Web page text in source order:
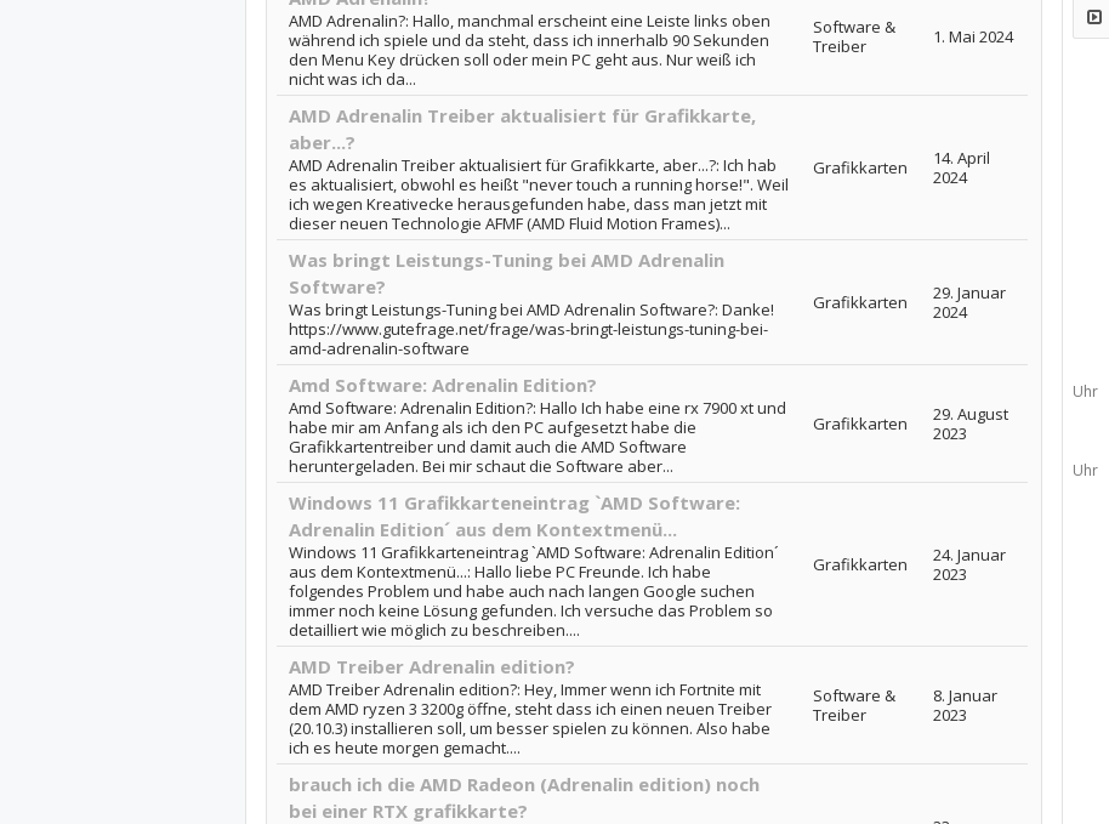
AMD Adrenalin?: Hallo, manchmal erscheint eine Leiste links oben
während ich spiele und da steht, dass ich innerhalb 90 Sekunden
den Menu Key drücken soll oder mein PC geht aus. Nur weiß ich
nicht was ich da...
Software &
Treiber
1. Mai 2024
AMD Adrenalin Treiber aktualisiert für Grafikkarte,
aber...?
AMD Adrenalin Treiber aktualisiert für Grafikkarte, aber...?: Ich hab
es aktualisiert, obwohl es heißt "never touch a running horse!". Weil
ich wegen Kreativecke herausgefunden habe, dass man jetzt mit
dieser neuen Technologie AFMF (AMD Fluid Motion Frames)...
Grafikkarten
14. April
2024
Was bringt Leistungs-Tuning bei AMD Adrenalin
Software?
Was bringt Leistungs-Tuning bei AMD Adrenalin Software?: Danke!
https://www.gutefrage.net/frage/was-bringt-leistungs-tuning-bei-
amd-adrenalin-software
Grafikkarten
29. Januar
2024
Amd Software: Adrenalin Edition?
Amd Software: Adrenalin Edition?: Hallo Ich habe eine rx 7900 xt und
habe mir am Anfang als ich den PC aufgesetzt habe die
Grafikkartentreiber und damit auch die AMD Software
heruntergeladen. Bei mir schaut die Software aber...
Grafikkarten
29. August
2023
Windows 11 Grafikkarteneintrag `AMD Software:
Adrenalin Edition´ aus dem Kontextmenü...
Windows 11 Grafikkarteneintrag `AMD Software: Adrenalin Edition´
aus dem Kontextmenü...: Hallo liebe PC Freunde. Ich habe
folgendes Problem und habe auch nach langen Google suchen
immer noch keine Lösung gefunden. Ich versuche das Problem so
detailliert wie möglich zu beschreiben....
Grafikkarten
24. Januar
2023
AMD Treiber Adrenalin edition?
AMD Treiber Adrenalin edition?: Hey, Immer wenn ich Fortnite mit
dem AMD ryzen 3 3200g öffne, steht dass ich einen neuen Treiber
(20.10.3) installieren soll, um besser spielen zu können. Also habe
ich es heute morgen gemacht....
Software &
Treiber
8. Januar
2023
brauch ich die AMD Radeon (Adrenalin edition) noch
bei einer RTX grafikkarte?
Uhr
Uhr